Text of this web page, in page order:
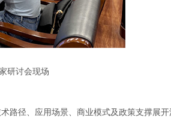
研讨会现场
路径、应用场景、商业模式及政策支撑展